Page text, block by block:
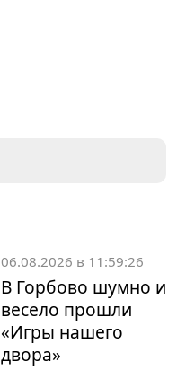
06.08.2026 в 11:59:26
В Горбово шумно и
весело прошли
«Игры нашего
двора»